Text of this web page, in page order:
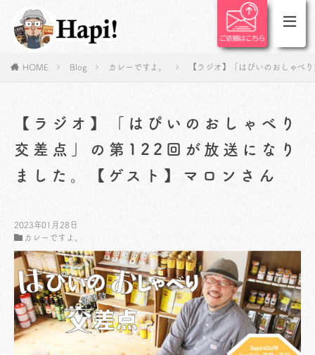
HOME Blog カレーですよ。 【ラジオ】「はぴいのおしゃべ
【ラジオ】「はぴいのおしゃべり
交差点」の第122回が放送になり
ました。【ゲスト】マロンさん
2023年01月28日
カレーですよ。